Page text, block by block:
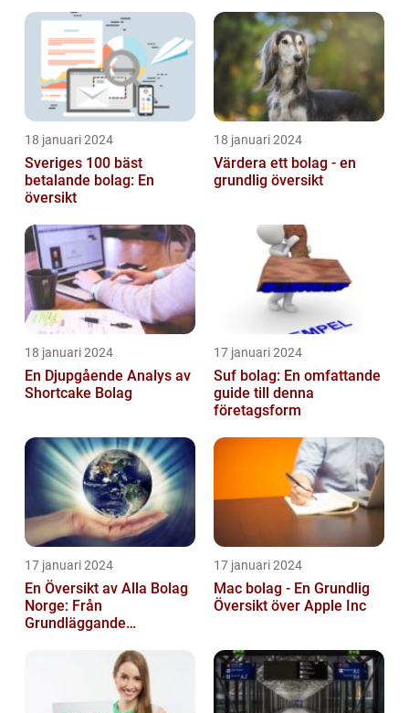
18 januari 2024
Sveriges 100 bäst
betalande bolag: En
översikt
18 januari 2024
Värdera ett bolag - en
grundlig översikt
18 januari 2024
En Djupgående Analys av
Shortcake Bolag
17 januari 2024
Suf bolag: En omfattande
guide till denna
företagsform
17 januari 2024
En Översikt av Alla Bolag
Norge: Från
Grundläggande
Kvantitativa Mätningar
17 januari 2024
Mac bolag - En Grundlig
Översikt över Apple Inc